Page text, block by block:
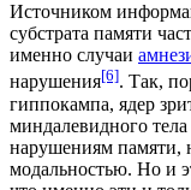
Источником
субстрата памяти
именно случаи
нарушения[6]. Так,
гиппокампа, ядер
миндалевидного тела
нарушениям памяти,
модальностью. Но и